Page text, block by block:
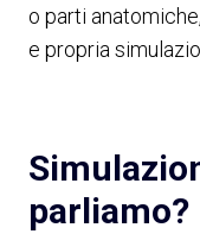
o parti
e propria
parliamo?